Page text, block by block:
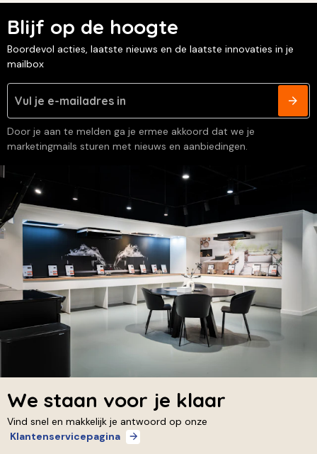
Blijf op de hoogte
Boordevol acties, laatste nieuws en de laatste innovaties in je
mailbox
Door je aan te melden ga je ermee akkoord dat we je
marketingmails sturen met nieuws en aanbiedingen.
We staan voor je klaar
Vind snel en makkelijk je antwoord op onze
Klantenservicepagina